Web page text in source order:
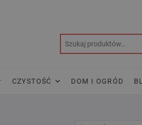
CZYSTOŚĆ DOM I OGRÓD